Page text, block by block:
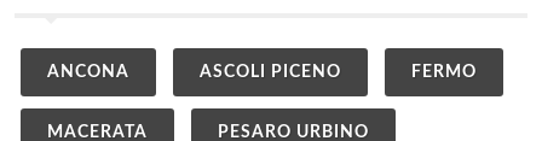
ANCONA ASCOLI PICENO FERMO
MACERATA PESARO URBINO